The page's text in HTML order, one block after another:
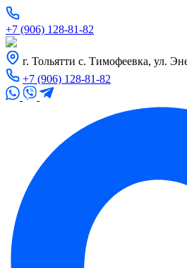
+7 (906) 128-81-82
г. Тольятти с. Тимофеевка, ул.
+7 (906) 128-81-82